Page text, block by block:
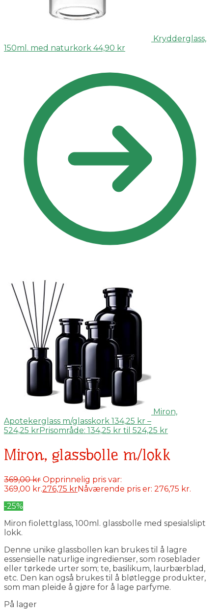
Krydderglass,
150ml. med naturkork 44,90 kr
Miron,
Apotekerglass m/glasskork 134,25 kr –
524,25 krPrisområde: 134,25 kr til 524,25 kr
Miron, glassbolle m/lokk
369,00kr Opprinnelig pris var:
369,00 kr.276,75 krNåværende pris er: 276,75 kr.
-25%
Miron fiolettglass, 100ml. glassbolle med spesialslipt
lokk.
Denne unike glassbollen kan brukes til å lagre
essensielle naturlige ingredienser, som roseblader
eller tørkede urter som; te, basilikum, laurbærblad,
etc. Den kan også brukes til å bløtlegge produkter,
som man pleide å gjøre for å lage parfyme.
På lager